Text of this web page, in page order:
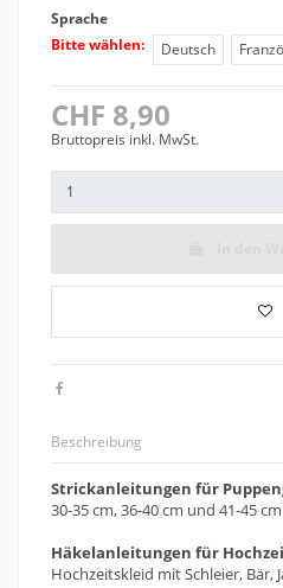
Sprache
Bitte wählen:
Deutsch
CHF 8,90
Bruttopreis inkl. MwSt.
Beschreibung
Strickanleitungen für
30-35 cm, 36-40 cm und 41-45 cm
Häkelanleitungen für
Hochzeitskleid mit Schleier, Bär,